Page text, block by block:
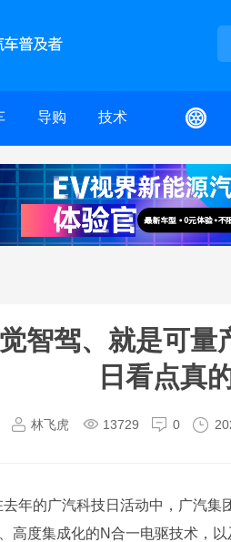
导购 技术
智驾、就是可
日看点真
林飞虎 13729 0
去年的广汽科技日活动中，广汽
高度集成化的N合一电驱技术，